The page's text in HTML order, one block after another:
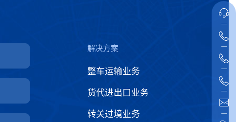
解决方案
整车运输业务
货代进出口业务
转关过境业务